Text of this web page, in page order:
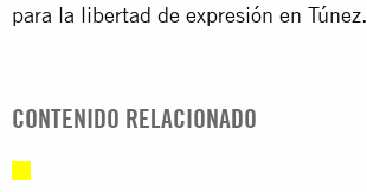
para la libertad de expresión en Túnez.
CONTENIDO RELACIONADO